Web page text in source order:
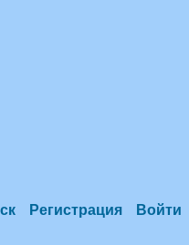
Регистрация Войти